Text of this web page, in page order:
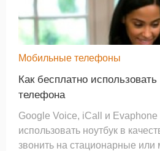
Мобильные телефоны
Как бесплатно использовать
телефона
Google Voice, iCall и
использовать ноутбук в
звонить на стационарные